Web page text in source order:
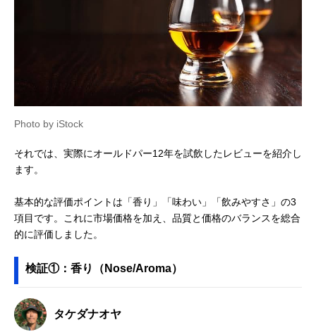
Photo by iStock
それでは、実際にオールドパー12年を試飲したレビューを紹介し
ます。
基本的な評価ポイントは「香り」「味わい」「飲みやすさ」の3
項目です。これに市場価格を加え、品質と価格のバランスを総合
的に評価しました。
検証①：香り（Nose/Aroma）
タケダナオヤ